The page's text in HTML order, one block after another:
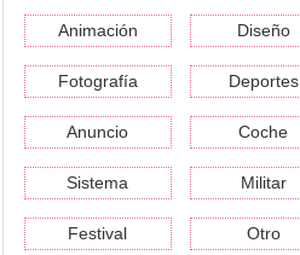
Animación Diseño
Fotografía Deportes
Anuncio Coche
Sistema Militar
Festival Otro